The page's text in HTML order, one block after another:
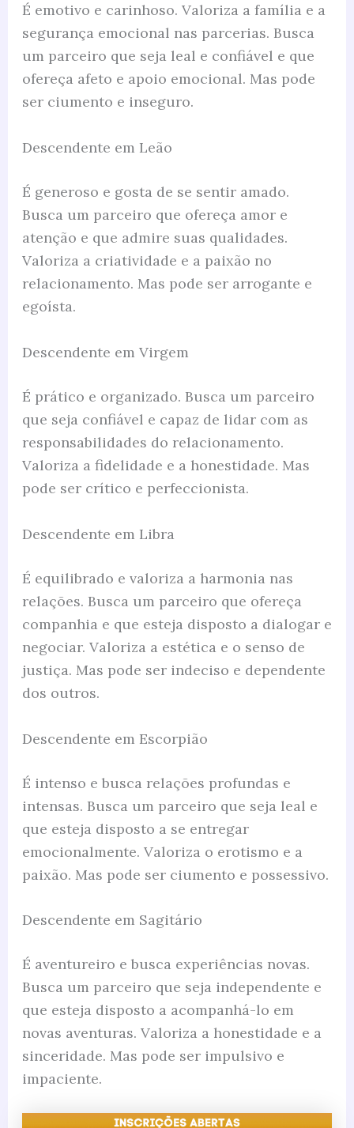
É emotivo e carinhoso. Valoriza a família e a
segurança emocional nas parcerias. Busca
um parceiro que seja leal e confiável e que
ofereça afeto e apoio emocional. Mas pode
ser ciumento e inseguro.
Descendente em Leão
É generoso e gosta de se sentir amado.
Busca um parceiro que ofereça amor e
atenção e que admire suas qualidades.
Valoriza a criatividade e a paixão no
relacionamento. Mas pode ser arrogante e
egoísta.
Descendente em Virgem
É prático e organizado. Busca um parceiro
que seja confiável e capaz de lidar com as
responsabilidades do relacionamento.
Valoriza a fidelidade e a honestidade. Mas
pode ser crítico e perfeccionista.
Descendente em Libra
É equilibrado e valoriza a harmonia nas
relações. Busca um parceiro que ofereça
companhia e que esteja disposto a dialogar e
negociar. Valoriza a estética e o senso de
justiça. Mas pode ser indeciso e dependente
dos outros.
Descendente em Escorpião
É intenso e busca relações profundas e
intensas. Busca um parceiro que seja leal e
que esteja disposto a se entregar
emocionalmente. Valoriza o erotismo e a
paixão. Mas pode ser ciumento e possessivo.
Descendente em Sagitário
É aventureiro e busca experiências novas.
Busca um parceiro que seja independente e
que esteja disposto a acompanhá-lo em
novas aventuras. Valoriza a honestidade e a
sinceridade. Mas pode ser impulsivo e
impaciente.